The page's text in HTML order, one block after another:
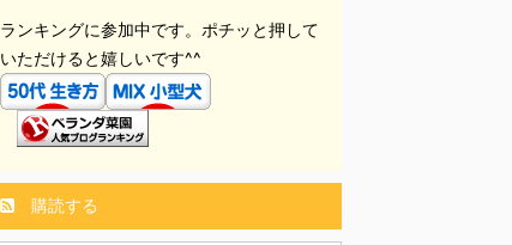
ランキングに参加中です。ポチッと押して
いただけると嬉しいです^^
購読する